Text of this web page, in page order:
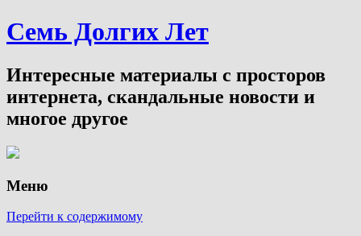
Семь Долгих Лет
Интересные материалы с просторов
интернета, скандальные новости и
многое другое
Меню
Перейти к содержимому